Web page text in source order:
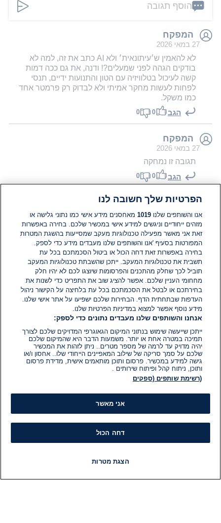
הוסף תגובה
המפקח
27 במאי 2026
לא להאמין ש׳עיתונאית׳ ולא AI כתב את זה, למה לא
בודקים הגהה לפני שמעלים?! ודנה, את גם ככה דמות
קשה לעיכול בטלוויזיה עם הטון והתנועות ידיים, תנסי
לפחות לעשות מחקר אמיתי ולא לבדוק רק פרמטר אחד
כמו משקל.
הגב 0
0
המפקח
27 במאי 2026
תגובה זו נמחקה
הגב 0
0
ג׳מבו
27 במאי 2026
יש עיתונאים מטעם וגם לא אומרים/כותבים אמת לא
במקרה הזה אבל יש ואם אתם מחפשים לכו לערוץ 13
הגב 0
0
טען עוד
הפרטיות שלך חשובה לנו
אנו והשותפים שלנו1019 מאחסנים מידע אישי כמו נתוני גלישה או
מזהים ייחודיים וניגשים למידע אישי במכשיר שלכם. בחירה באפשרות
זאת אני מאשר מפעילה טכנולוגיות מעקב שמסייעות בהשגת המטרות
המפורטות בסעיף 'אנו והשותפים שלנו מעבדים מידע כדי לספק.
בחירה באפשרות זאת דחה הכול או ביטול הסכמתכם בכל עת
תשבית את טכנולוגיות המעקב. ייתכן שהשבתת טכנולוגיות המעקב
תוביל לכך שחלק מהתכנים והפרסומות שיוצגו לכם לא יהיו חלק
מחחומי העניין שלכם. אפשר להציג שוב את התפריט כדי לשנות את
בחירתכם או לבטל את הסכמתכם בכל עת בלחיצה על הקישור ניהול
העדפות שבתחתית הדף. הבחירות שלכם ישפיעו על אתר אישי שלנו.
מידע נוסף אפשר למצוא במדיניות הפרטיות שלנו.
אנחנו והשותפים שלנו מעבדים נתונים כדי לספק:
ייתכן שייעשה שימוש בנתוני המיקום הגאוגרפי המדויקים שלכם לצורך
תמיכה במטרה אחת או יותר. משמעות הדבר היא שהמיקום שלכם
יהיה מדויק עד לרמה של מספר מטרים.. ניתן לזהות את המכשיר
שלכם על סמך סריקה של שילוב המאפיינים הייחודי שלו.. אחסון ו/או
גישה למידע במכשיר. פרסום ותוכן מותאמים אישית, מדידת פרסום
ותוכן, ניתוח קהל ופיתוח שירותים .
(רשימת שותפים (ספקים
אני מאשר
דחה הכול
הצגת מטרות